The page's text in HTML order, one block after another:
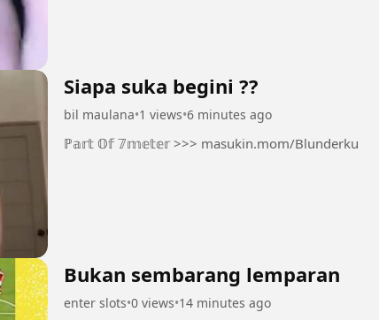
Siapa suka begini ??
bil maulana•1 views•6 minutes ago
ℙ𝕒𝕣𝕥 𝕆𝕗 𝟟𝕞𝕖𝕥𝕖𝕣 >>> masukin.mom/Blunderku
Bukan sembarang lemparan
enter slots•0 views•14 minutes ago